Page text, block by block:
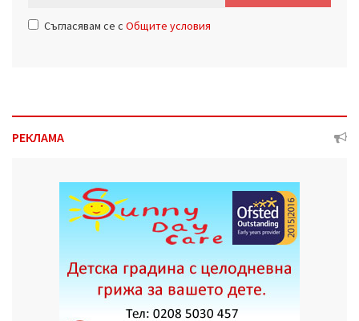
Съгласявам се с Общите условия
РЕКЛАМА